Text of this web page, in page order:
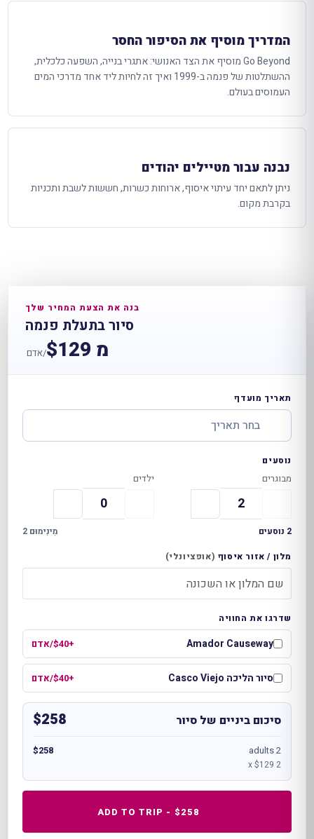
המדריך מוסיף את הסיפור החסר
Go Beyond מוסיף את הצד האנושי: אתגרי בנייה, השפעה כלכלית,
ההשתלטות של פנמה ב-1999 ואיך זה לחיות ליד אחד מדרכי המים
העמוסים בעולם.
נבנה עבור מטיילים יהודים
ניתן לתאם יחד עיתוי איסוף, ארוחות כשרות, חששות לשבת ותכניות
בקרבת מקום.
בנה את הצעת המחיר שלך
סיור בתעלת פנמה
מ $129 /אדם
תאריך מועדף
נוסעים
מבוגרים ילדים
2 נוסעים
מִינִימוּם 2
מלון / אזור איסוף (אופציונלי)
שדרגו את החוויה
Amador Causeway +$40/אדם
סיור הליכה Casco Viejo +$40/אדם
סיכום ביניים של סיור $258
2 adults
2 x $129
$258
ADD TO TRIP - $258